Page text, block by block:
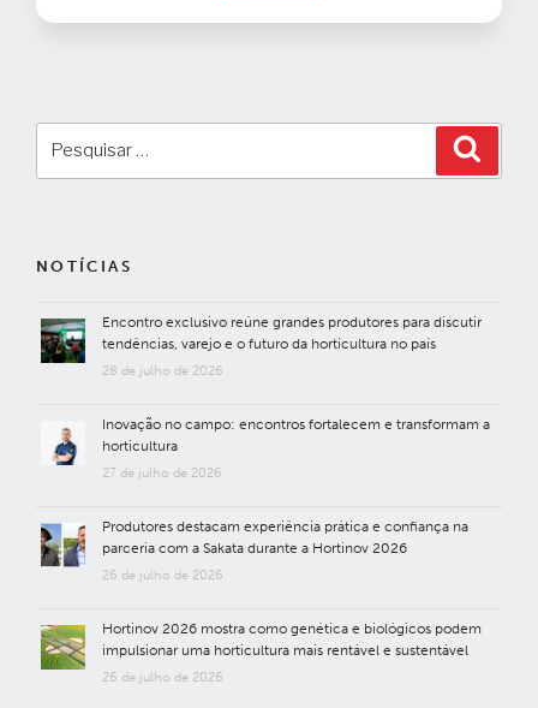
NOTÍCIAS
Encontro exclusivo reúne grandes produtores para discutir
tendências, varejo e o futuro da horticultura no país
28 de julho de 2026
Inovação no campo: encontros fortalecem e transformam a
horticultura
27 de julho de 2026
Produtores destacam experiência prática e confiança na
parceria com a Sakata durante a Hortinov 2026
26 de julho de 2026
Hortinov 2026 mostra como genética e biológicos podem
impulsionar uma horticultura mais rentável e sustentável
26 de julho de 2026